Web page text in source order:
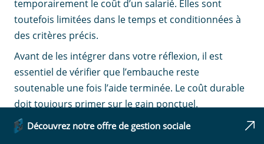
temporairement le coût d’un salarié. Elles sont
toutefois limitées dans le temps et conditionnées à
des critères précis.
Avant de les intégrer dans votre réflexion, il est
essentiel de vérifier que l’embauche reste
soutenable une fois l’aide terminée. Le coût durable
doit toujours primer sur le gain ponctuel.
Comment raisonner de façon équilibrée
Découvrez notre offre de gestion sociale